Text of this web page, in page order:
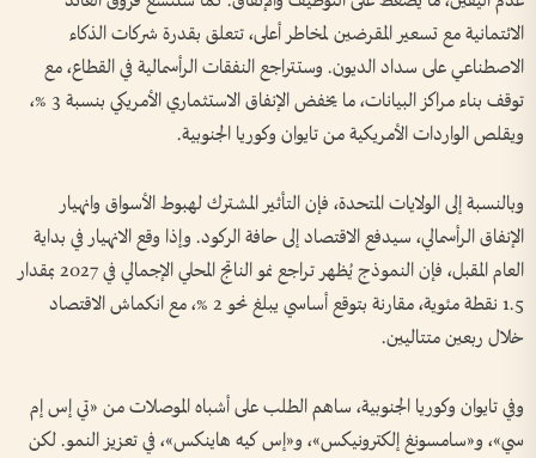
الائتمانية مع تسعير المقرضين لمخاطر أعلى، تتعلق بقدرة شركات الذكاء
الاصطناعي على سداد الديون. وستتراجع النفقات الرأسمالية في القطاع، مع
توقف بناء مراكز البيانات، ما يخفض الإنفاق الاستثماري الأمريكي بنسبة 3 %،
ويقلص الواردات الأمريكية من تايوان وكوريا الجنوبية.
وبالنسبة إلى الولايات المتحدة، فإن التأثير المشترك لهبوط الأسواق وانهيار
الإنفاق الرأسمالي، سيدفع الاقتصاد إلى حافة الركود. وإذا وقع الانهيار في بداية
العام المقبل، فإن النموذج يُظهر تراجع نمو الناتج المحلي الإجمالي في 2027 بمقدار
1.5 نقطة مئوية، مقارنة بتوقع أساسي يبلغ نحو 2 %، مع انكماش الاقتصاد
خلال ربعين متتاليين.
وفي تايوان وكوريا الجنوبية، ساهم الطلب على أشباه الموصلات من «تي إس إم
سي»، و«سامسونغ إلكترونيكس»، و«إس كيه هاينكس»، في تعزيز النمو. لكن